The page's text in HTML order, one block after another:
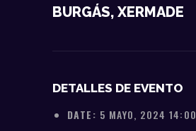
NOSOTROS
ACTUACIONES
BURGÁS, XERMADE
DETALLES DE EVENTO
DATE: 5 MAYO, 2024 14:00